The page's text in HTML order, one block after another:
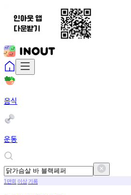
음식
운동
1 만회 이상기록